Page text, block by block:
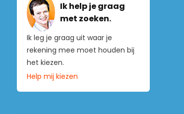
Ik help je graag
met zoeken.
Ik leg je graag uit waar je
rekening mee moet houden bij
het kiezen.
Help mij kiezen